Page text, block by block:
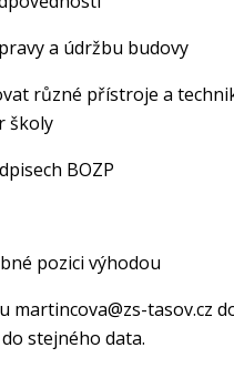
údržbu budovy
a techniku
BOZP
výhodou
martincova@zs-tasov.cz
stejného data.